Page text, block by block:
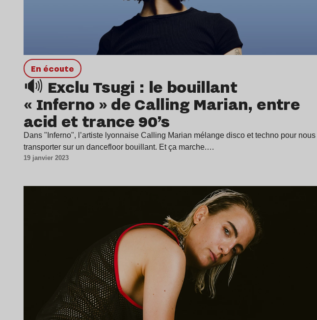
en écoute
🔊 Exclu Tsugi : le bouillant
« Inferno » de Calling Marian, entre
acid et trance 90’s
Dans "Inferno", l’artiste lyonnaise Calling Marian mélange disco et techno pour nous
transporter sur un dancefloor bouillant. Et ça marche.…
19 janvier 2023